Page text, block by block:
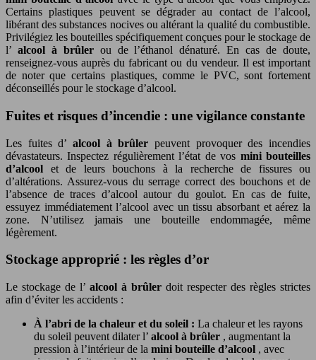
Certains plastiques peuvent se dégrader au contact de l’alcool,
libérant des substances nocives ou altérant la qualité du combustible.
Privilégiez les bouteilles spécifiquement conçues pour le stockage de
l’ alcool à brûler ou de l’éthanol dénaturé. En cas de doute,
renseignez-vous auprès du fabricant ou du vendeur. Il est important
de noter que certains plastiques, comme le PVC, sont fortement
déconseillés pour le stockage d’alcool.
Fuites et risques d’incendie : une vigilance constante
Les fuites d’ alcool à brûler peuvent provoquer des incendies
dévastateurs. Inspectez régulièrement l’état de vos mini bouteilles
d’alcool et de leurs bouchons à la recherche de fissures ou
d’altérations. Assurez-vous du serrage correct des bouchons et de
l’absence de traces d’alcool autour du goulot. En cas de fuite,
essuyez immédiatement l’alcool avec un tissu absorbant et aérez la
zone. N’utilisez jamais une bouteille endommagée, même
légèrement.
Stockage approprié : les règles d’or
Le stockage de l’ alcool à brûler doit respecter des règles strictes
afin d’éviter les accidents :
À l’abri de la chaleur et du soleil : La chaleur et les rayons
du soleil peuvent dilater l’ alcool à brûler , augmentant la
pression à l’intérieur de la mini bouteille d’alcool , avec